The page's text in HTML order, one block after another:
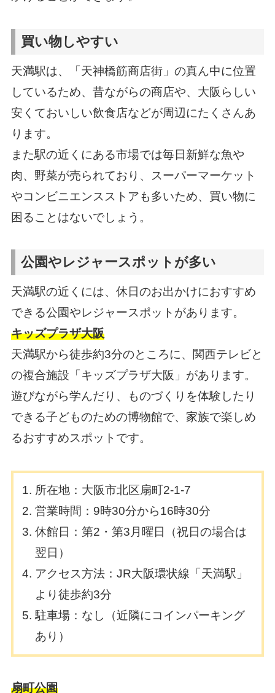
買い物しやすい
天満駅は、「天神橋筋商店街」の真ん中に位置
しているため、昔ながらの商店や、大阪らしい
安くておいしい飲食店などが周辺にたくさんあ
ります。
また駅の近くにある市場では毎日新鮮な魚や
肉、野菜が売られており、スーパーマーケット
やコンビニエンスストアも多いため、買い物に
困ることはないでしょう。
公園やレジャースポットが多い
天満駅の近くには、休日のお出かけにおすすめ
できる公園やレジャースポットがあります。
キッズプラザ大阪
天満駅から徒歩約3分のところに、関西テレビと
の複合施設「キッズプラザ大阪」があります。
遊びながら学んだり、ものづくりを体験したり
できる子どものための博物館で、家族で楽しめ
るおすすめスポットです。
所在地：大阪市北区扇町2-1-7
営業時間：9時30分から16時30分
休館日：第2・第3月曜日（祝日の場合は
翌日）
アクセス方法：JR大阪環状線「天満駅」
より徒歩約3分
駐車場：なし（近隣にコインパーキング
あり）
扇町公園